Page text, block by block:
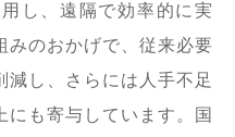
し、遠隔で効率的に実
みのおかげで、従来必要
減し、さらには人手不足
も寄与しています。国